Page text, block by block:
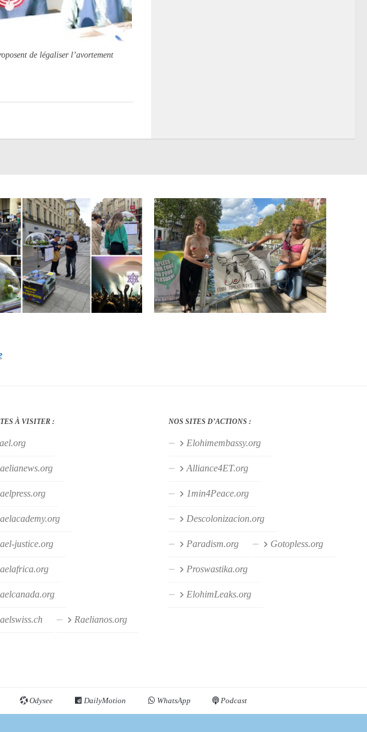
de légaliser l’avortement
À VISITER :
justice.org
Raelianos.org
NOS SITES D’ACTIONS :
Elohimembassy.org
Alliance4ET.org
1min4Peace.org
Descolonizacion.org
Paradism.org Gotopless.org
Proswastika.org
ElohimLeaks.org
Odysee DailyMotion WhatsApp Podcast